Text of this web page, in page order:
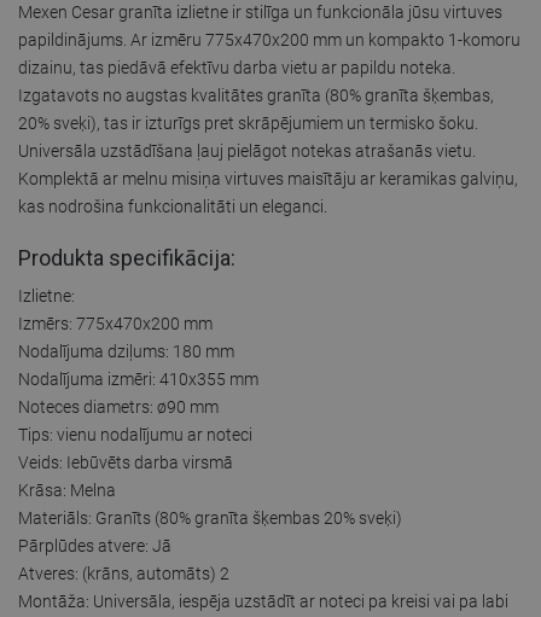
Mexen Cesar granīta izlietne ir stilīga un funkcionāla jūsu virtuves
papildinājums. Ar izmēru 775x470x200 mm un kompakto 1-komoru
dizainu, tas piedāvā efektīvu darba vietu ar papildu noteka.
Izgatavots no augstas kvalitātes granīta (80% granīta šķembas,
20% sveķi), tas ir izturīgs pret skrāpējumiem un termisko šoku.
Universāla uzstādīšana ļauj pielāgot notekas atrašanās vietu.
Komplektā ar melnu misiņa virtuves maisītāju ar keramikas galviņu,
kas nodrošina funkcionalitāti un eleganci.
Produkta specifikācija:
Izlietne:
Izmērs: 775x470x200 mm
Nodalījuma dziļums: 180 mm
Nodalījuma izmēri: 410x355 mm
Noteces diametrs: ø90 mm
Tips: vienu nodalījumu ar noteci
Veids: Iebūvēts darba virsmā
Krāsa: Melna
Materiāls: Granīts (80% granīta šķembas 20% sveķi)
Pārplūdes atvere: Jā
Atveres: (krāns, automāts) 2
Montāža: Universāla, iespēja uzstādīt ar noteci pa kreisi vai pa labi